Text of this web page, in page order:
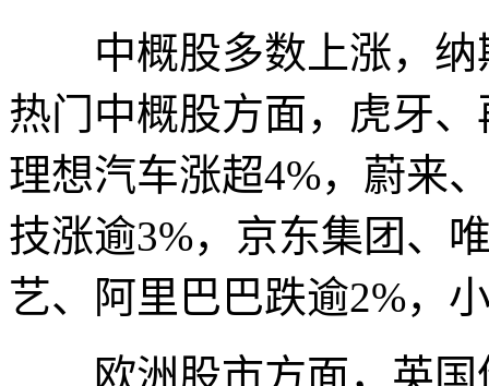
中概股多数上涨，纳
热门中概股方面，虎牙
理想汽车涨超4%，蔚来
技涨逾3%，京东集团、
艺、阿里巴巴跌逾2%，
欧洲股市方面，英国